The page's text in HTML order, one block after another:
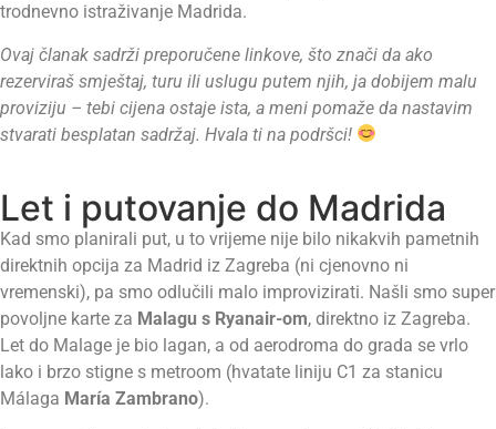
trodnevno istraživanje Madrida.
Ovaj članak sadrži preporučene linkove, što znači da ako
rezerviraš smještaj, turu ili uslugu putem njih, ja dobijem malu
proviziju – tebi cijena ostaje ista, a meni pomaže da nastavim
stvarati besplatan sadržaj. Hvala ti na podršci!
Let i putovanje do Madrida
Kad smo planirali put, u to vrijeme nije bilo nikakvih pametnih
direktnih opcija za Madrid iz Zagreba (ni cjenovno ni
vremenski), pa smo odlučili malo improvizirati. Našli smo super
povoljne karte za Malagu s Ryanair-om, direktno iz Zagreba.
Let do Malage je bio lagan, a od aerodroma do grada se vrlo
lako i brzo stigne s metroom (hvatate liniju C1 za stanicu
Málaga María Zambrano).